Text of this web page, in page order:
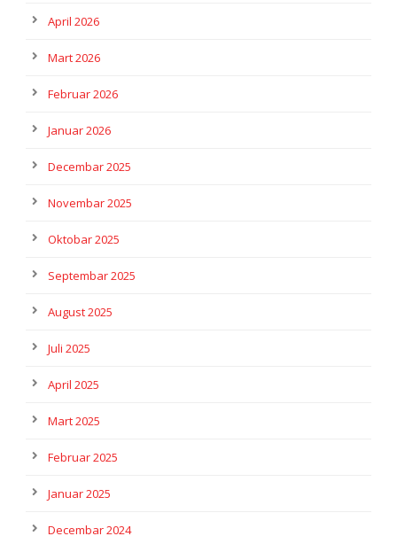
April 2026
Mart 2026
Februar 2026
Januar 2026
Decembar 2025
Novembar 2025
Oktobar 2025
Septembar 2025
August 2025
Juli 2025
April 2025
Mart 2025
Februar 2025
Januar 2025
Decembar 2024